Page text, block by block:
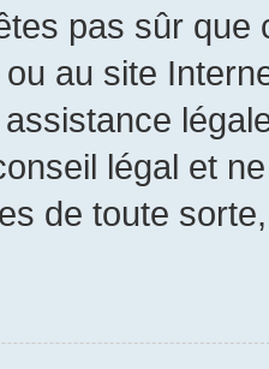
pas sûr
au site
légal et
de toute